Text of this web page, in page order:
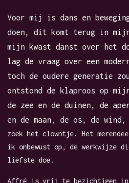
Voor mij is dans en
doen, dit komt terug in
mijn kwast danst over het
lag de vraag over een
toch de oudere generatie
ontstond de klaproos op
de zee en de duinen, de
en de maan, de os, de wind,
zoek het clowntje. Het
ik onbewust op, de werkwijze
liefste doe.
Affré is vrij te bezichtigen in